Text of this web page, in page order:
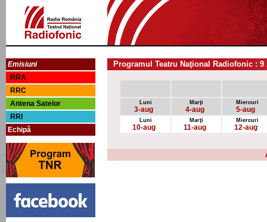
Emisiuni
RRA
RRC
Antena Satelor
RRI
Echipă
Programul Teatru Naţional Radiofonic :
Luni
3-aug
Marţi
4-aug
Miercuri
5-aug
Luni
10-aug
Marţi
11-aug
Miercuri
12-aug